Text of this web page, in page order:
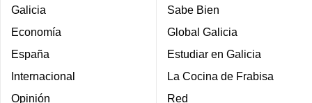
Galicia
Economía
España
Internacional
Opinión
Sabe Bien
Global Galicia
Estudiar en Galicia
La Cocina de Frabisa
Red